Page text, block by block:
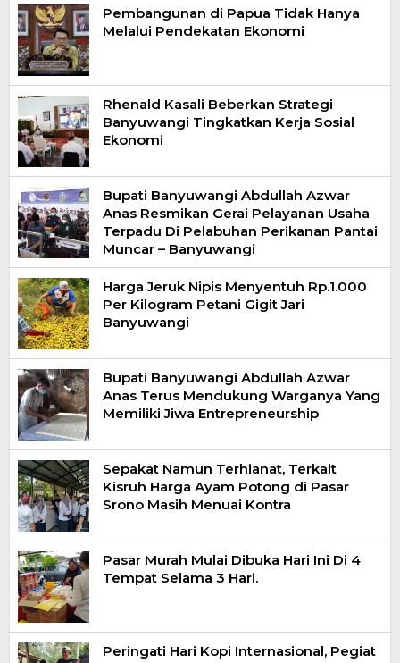
Pembangunan di Papua Tidak Hanya
Melalui Pendekatan Ekonomi
Rhenald Kasali Beberkan Strategi
Banyuwangi Tingkatkan Kerja Sosial
Ekonomi
Bupati Banyuwangi Abdullah Azwar
Anas Resmikan Gerai Pelayanan Usaha
Terpadu Di Pelabuhan Perikanan Pantai
Muncar – Banyuwangi
Harga Jeruk Nipis Menyentuh Rp.1.000
Per Kilogram Petani Gigit Jari
Banyuwangi
Bupati Banyuwangi Abdullah Azwar
Anas Terus Mendukung Warganya Yang
Memiliki Jiwa Entrepreneurship
Sepakat Namun Terhianat, Terkait
Kisruh Harga Ayam Potong di Pasar
Srono Masih Menuai Kontra
Pasar Murah Mulai Dibuka Hari Ini Di 4
Tempat Selama 3 Hari.
Peringati Hari Kopi Internasional, Pegiat